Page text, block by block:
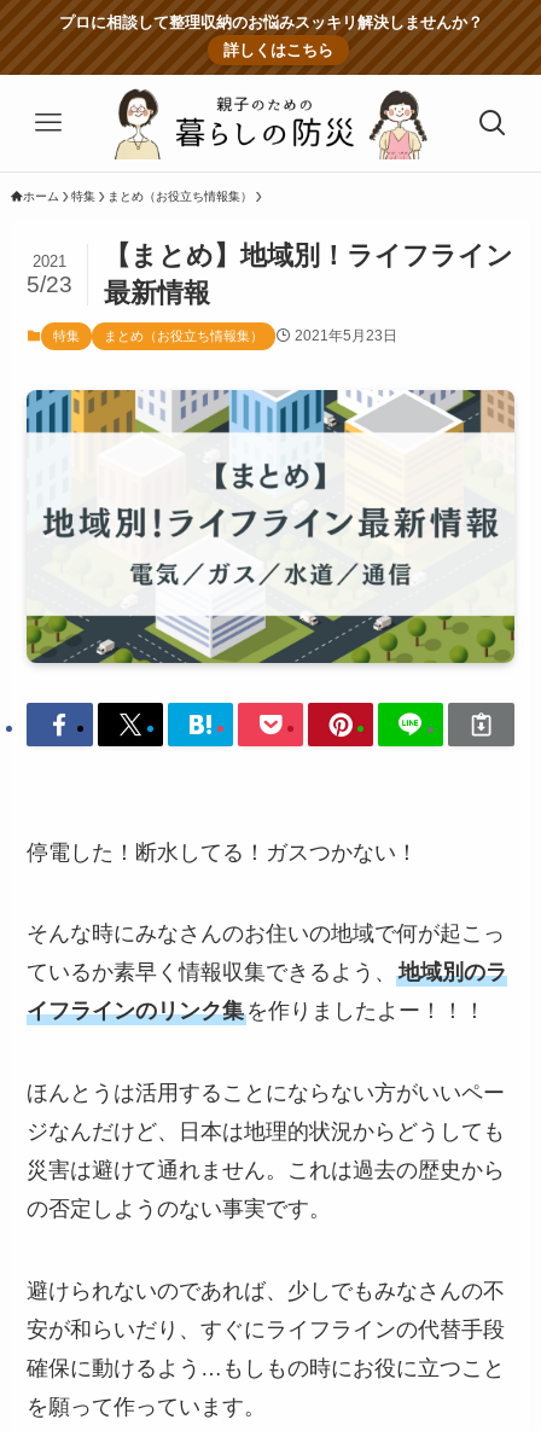
プロに相談して整理収納のお悩みスッキリ解決しませんか？
詳しくはこちら
ホーム 特集 まとめ（お役立ち情報集）
【まとめ】地域別！ライフライン
最新情報
2021
5/23
特集 まとめ（お役立ち情報集） 2021年5月23日
停電した！断水してる！ガスつかない！
そんな時にみなさんのお住いの地域で何が起こっ
ているか素早く情報収集できるよう、地域別のラ
イフラインのリンク集を作りましたよー！！！
ほんとうは活用することにならない方がいいペー
ジなんだけど、日本は地理的状況からどうしても
災害は避けて通れません。これは過去の歴史から
の否定しようのない事実です。
避けられないのであれば、少しでもみなさんの不
安が和らいだり、すぐにライフラインの代替手段
確保に動けるよう…もしもの時にお役に立つこと
を願って作っています。